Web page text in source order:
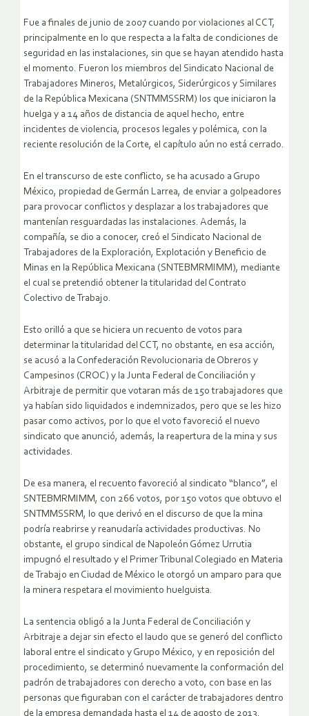
Fue a finales de junio de 2007 cuando por violaciones al CCT,
principalmente en lo que respecta a la falta de condiciones de
seguridad en las instalaciones, sin que se hayan atendido hasta
el momento. Fueron los miembros del Sindicato Nacional de
Trabajadores Mineros, Metalúrgicos, Siderúrgicos y Similares
de la República Mexicana (SNTMMSSRM) los que iniciaron la
huelga y a 14 años de distancia de aquel hecho, entre
incidentes de violencia, procesos legales y polémica, con la
reciente resolución de la Corte, el capítulo aún no está cerrado.
En el transcurso de este conflicto, se ha acusado a Grupo
México, propiedad de Germán Larrea, de enviar a golpeadores
para provocar conflictos y desplazar a los trabajadores que
mantenían resguardadas las instalaciones. Además, la
compañía, se dio a conocer, creó el Sindicato Nacional de
Trabajadores de la Exploración, Explotación y Beneficio de
Minas en la República Mexicana (SNTEBMRMIMM), mediante
el cual se pretendió obtener la titularidad del Contrato
Colectivo de Trabajo.
Esto orilló a que se hiciera un recuento de votos para
determinar la titularidad del CCT, no obstante, en esa acción,
se acusó a la Confederación Revolucionaria de Obreros y
Campesinos (CROC) y la Junta Federal de Conciliación y
Arbitraje de permitir que votaran más de 150 trabajadores que
ya habían sido liquidados e indemnizados, pero que se les hizo
pasar como activos, por lo que el voto favoreció el nuevo
sindicato que anunció, además, la reapertura de la mina y sus
actividades.
De esa manera, el recuento favoreció al sindicato “blanco”, el
SNTEBMRMIMM, con 266 votos, por 150 votos que obtuvo el
SNTMMSSRM, lo que derivó en el discurso de que la mina
podría reabrirse y reanudaría actividades productivas. No
obstante, el grupo sindical de Napoleón Gómez Urrutia
impugnó el resultado y el Primer Tribunal Colegiado en Materia
de Trabajo en Ciudad de México le otorgó un amparo para que
la minera respetara el movimiento huelguista.
La sentencia obligó a la Junta Federal de Conciliación y
Arbitraje a dejar sin efecto el laudo que se generó del conflicto
laboral entre el sindicato y Grupo México, y en reposición del
procedimiento, se determinó nuevamente la conformación del
padrón de trabajadores con derecho a voto, con base en las
personas que figuraban con el carácter de trabajadores dentro
de la empresa demandada hasta el 14 de agosto de 2013.